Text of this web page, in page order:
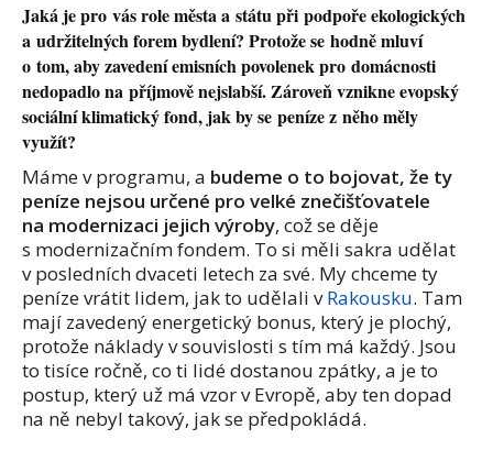
Jaká je pro vás role města a státu při podpoře ekologických
a udržitelných forem bydlení? Protože se hodně mluví
o tom, aby zavedení emisních povolenek pro domácnosti
nedopadlo na příjmově nejslabší. Zároveň vznikne evopský
sociální klimatický fond, jak by se peníze z něho měly
využít?
Máme v programu, a budeme o to bojovat, že ty
peníze nejsou určené pro velké znečišťovatele
na modernizaci jejich výroby, což se děje
s modernizačním fondem. To si měli sakra udělat
v posledních dvaceti letech za své. My chceme ty
peníze vrátit lidem, jak to udělali vRakousku. Tam
mají zavedený energetický bonus, který je plochý,
protože náklady v souvislosti s tím má každý. Jsou
to tisíce ročně, co ti lidé dostanou zpátky, a je to
postup, který už má vzor v Evropě, aby ten dopad
na ně nebyl takový, jak se předpokládá.